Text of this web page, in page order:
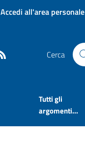
Accedi all'area personale
Cerca
Tutti gli
argomenti...